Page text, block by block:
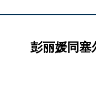
彭丽媛同塞